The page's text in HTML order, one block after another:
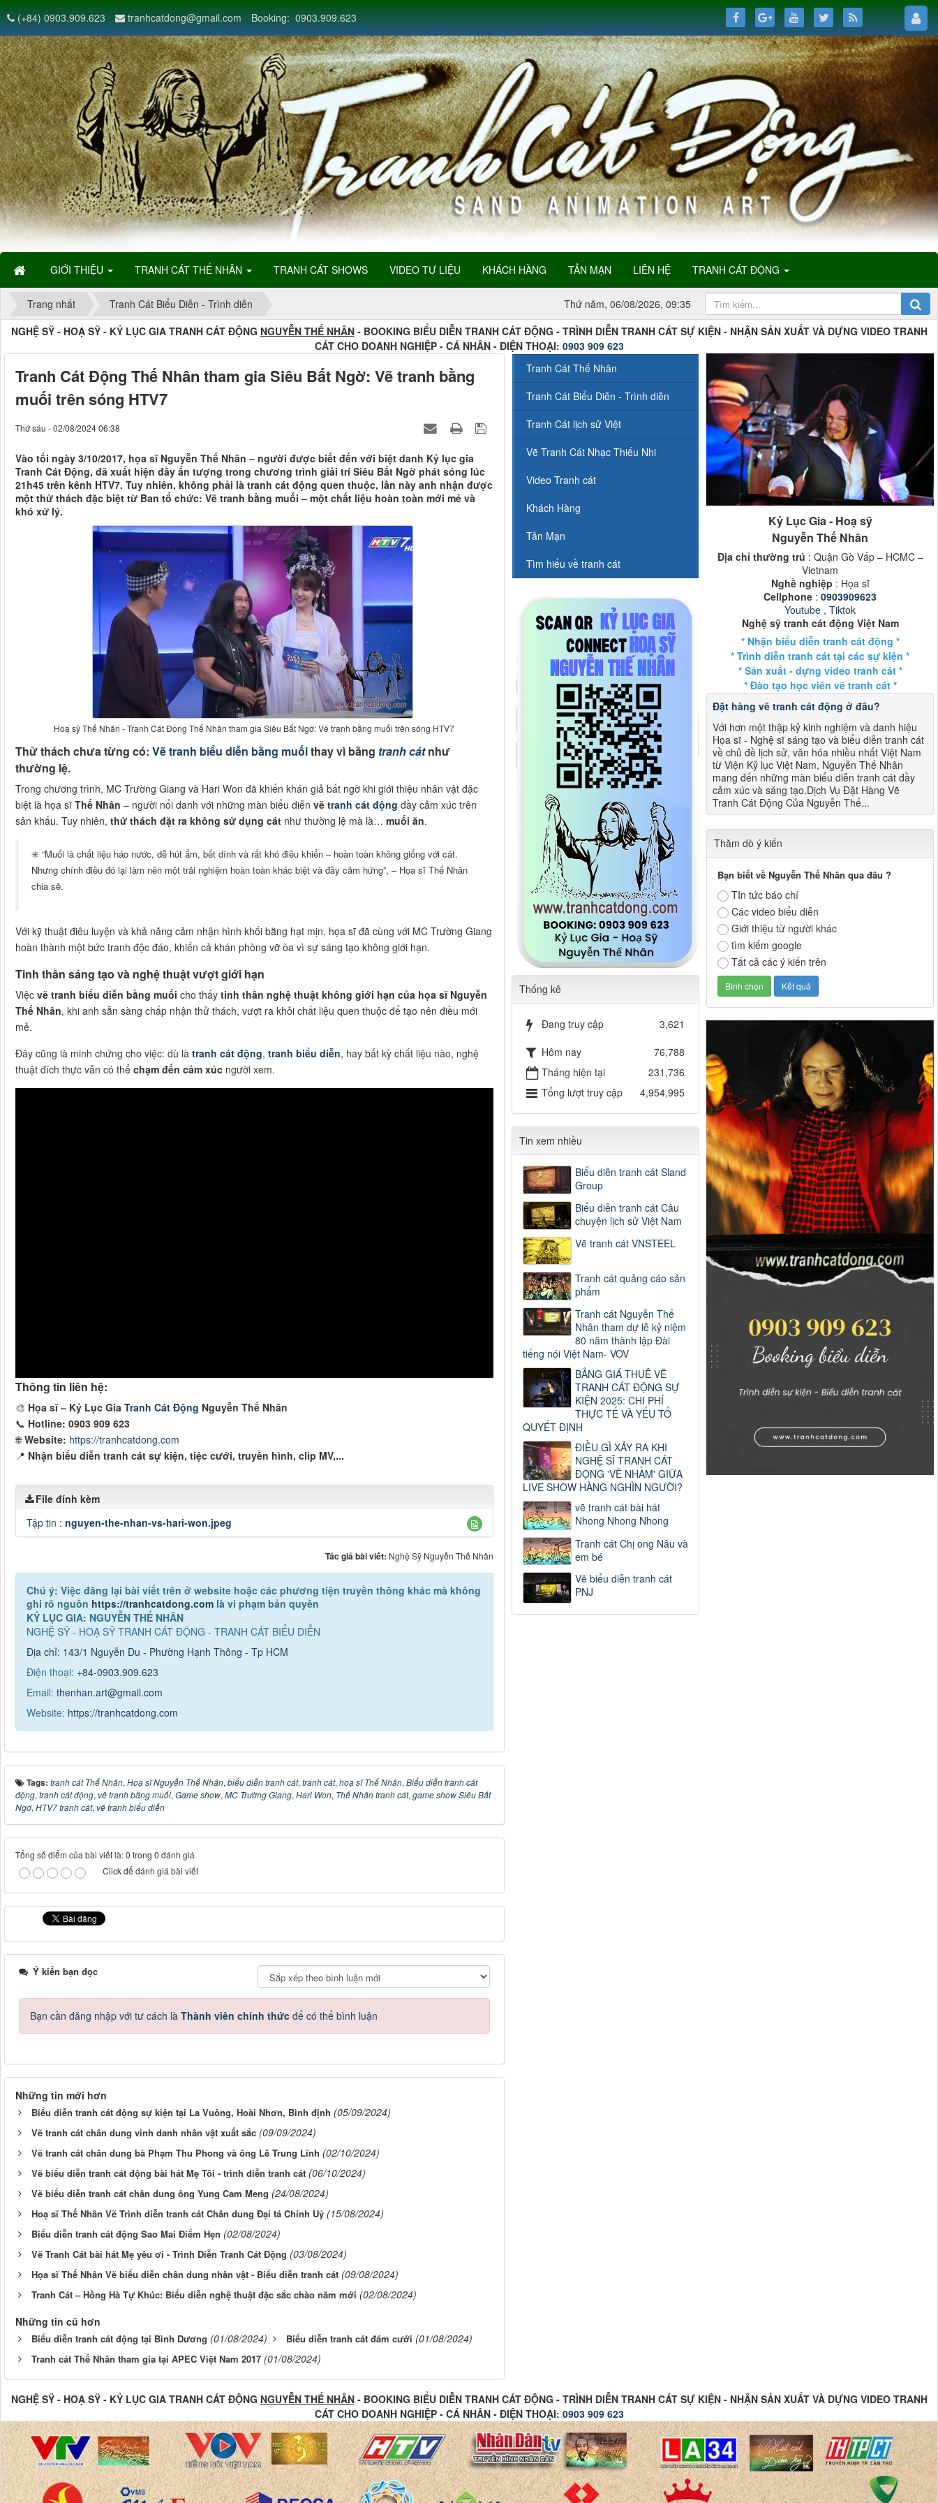
GIỚI THIỆU TRANH CÁT THẾ NHÂN TRANH CÁT SHOWS VIDEO TƯ LIỆU KHÁCH HÀNG TẢN MẠN LIÊN HỆ TRANH CÁT ĐỘNG
(+84) 0903.909.623 tranhcatdong@gmail.com Booking: 0903.909.623
Trang nhất Tranh Cát Biểu Diễn - Trình diễn
Thứ năm, 06/08/2026, 09:35
NGHỆ SỸ - HOẠ SỸ - KỶ LỤC GIA TRANH CÁT ĐỘNG NGUYỄN THẾ NHÂN- BOOKING BIỂU DIỄN TRANH CÁT ĐỘNG - TRÌNH DIỄN TRANH CÁT SỰ KIỆN - NHẬN SẢN XUẤT VÀ DỰNG VIDEO TRANH
CÁT CHO DOANH NGHIỆP - CÁ NHÂN - ĐIỆN THOẠI: 0903 909 623
Tranh Cát Động Thế Nhân tham gia Siêu Bất Ngờ: Vẽ tranh bằng
muối trên sóng HTV7
Thứ sáu - 02/08/2024 06:38
Vào tối ngày 3/10/2017, họa sĩ Nguyễn Thế Nhân – người được biết đến với biệt danh Kỷ lục gia
Tranh Cát Động, đã xuất hiện đầy ấn tượng trong chương trình giải trí Siêu Bất Ngờ phát sóng lúc
21h45 trên kênh HTV7. Tuy nhiên, không phải là tranh cát động quen thuộc, lần này anh nhận được
một thử thách đặc biệt từ Ban tổ chức: Vẽ tranh bằng muối – một chất liệu hoàn toàn mới mẻ và
khó xử lý.
Hoạ sỹ Thế Nhân - Tranh Cát Động Thế Nhân tham gia Siêu Bất Ngờ: Vẽ tranh bằng muối trên sóng HTV7
Thử thách chưa từng có: Vẽ tranh biểu diễn bằng muốithay vì bằng tranh cátnhư
thường lệ.
Trong chương trình, MC Trường Giang và Hari Won đã khiến khán giả bất ngờ khi giới thiệu nhân vật đặc
biệt là họa sĩ Thế Nhân – người nổi danh với những màn biểu diễn vẽ tranh cát động đầy cảm xúc trên
sân khấu. Tuy nhiên, thử thách đặt ra không sử dụng cát như thường lệ mà là… muối ăn.
✳️ “Muối là chất liệu háo nước, dễ hút ẩm, bết dính và rất khó điều khiển – hoàn toàn không giống với cát.
Nhưng chính điều đó lại làm nên một trải nghiệm hoàn toàn khác biệt và đầy cảm hứng”, – Họa sĩ Thế Nhân
chia sẻ.
Với kỹ thuật điêu luyện và khả năng cảm nhận hình khối bằng hạt mịn, họa sĩ đã cùng với MC Trường Giang
hoàn thành một bức tranh độc đáo, khiến cả khán phòng vỡ òa vì sự sáng tạo không giới hạn.
Tinh thần sáng tạo và nghệ thuật vượt giới hạn
Việc vẽ tranh biểu diễn bằng muối cho thấy tinh thần nghệ thuật không giới hạn của họa sĩ Nguyễn
Thế Nhân, khi anh sẵn sàng chấp nhận thử thách, vượt ra khỏi chất liệu quen thuộc để tạo nên điều mới
mẻ.
Đây cũng là minh chứng cho việc: dù là tranh cát động, tranh biểu diễn, hay bất kỳ chất liệu nào, nghệ
thuật đích thực vẫn có thể chạm đến cảm xúc người xem.
Thông tin liên hệ:
🎨 Họa sĩ – Kỷ Lục Gia Tranh Cát Động Nguyễn Thế Nhân
📞 Hotline: 0903 909 623
🌐Website: https://tranhcatdong.com
📍 Nhận biểu diễn tranh cát sự kiện, tiệc cưới, truyền hình, clip MV,...
File đính kèm
Tập tin : nguyen-the-nhan-vs-hari-won.jpeg
Tác giả bài viết: Nghệ Sỹ Nguyễn Thế Nhân
Chú ý: Việc đăng lại bài viết trên ở website hoặc các phương tiện truyền thông khác mà không
ghi rõ nguồn https://tranhcatdong.com là vi phạm bản quyền
KỶ LỤC GIA: NGUYỄN THẾ NHÂN
NGHỆ SỸ - HOẠ SỸ TRANH CÁT ĐỘNG - TRANH CÁT BIỂU DIỄN
Địa chỉ: 143/1 Nguyễn Du - Phường Hạnh Thông - Tp HCM
Điện thoại: +84-0903.909.623
Email: thenhan.art@gmail.com
Website: https://tranhcatdong.com
Tags: tranh cát Thế Nhân, Hoạ sĩ Nguyễn Thế Nhân, biểu diễn tranh cát, tranh cát, hoạ sĩ Thế Nhân, Biểu diễn tranh cát
động, tranh cát động, vẽ tranh bằng muối, Game show, MC Trường Giang, Hari Won, Thế Nhân tranh cát, game show Siêu Bất
Ngờ, HTV7 tranh cát, vẽ tranh biểu diễn
Tổng số điểm của bài viết là: 0 trong 0 đánh giá
Click để đánh giá bài viết
Ý kiến bạn đọc
Bạn cần đăng nhập với tư cách là Thành viên chính thức để có thể bình luận
Những tin mới hơn
Biểu diễn tranh cát động sự kiện tại La Vuông, Hoài Nhơn, Bình định (05/09/2024)
Vẽ tranh cát chân dung vinh danh nhân vật xuất sắc (09/09/2024)
Vẽ tranh cát chân dung bà Phạm Thu Phong và ông Lê Trung Lĩnh (02/10/2024)
Vẽ biểu diễn tranh cát động bài hát Mẹ Tôi - trình diễn tranh cát (06/10/2024)
Vẽ biểu diễn tranh cát chân dung ông Yung Cam Meng (24/08/2024)
Hoạ sĩ Thế Nhân Vẽ Trình diễn tranh cát Chân dung Đại tá Chính Uỷ (15/08/2024)
Biểu diễn tranh cát động Sao Mai Điểm Hẹn (02/08/2024)
Vẽ Tranh Cát bài hát Mẹ yêu ơi - Trình Diễn Tranh Cát Động (03/08/2024)
Họa sĩ Thế Nhân Vẽ biểu diễn chân dung nhân vật - Biểu diễn tranh cát (09/08/2024)
Tranh Cát – Hồng Hà Tự Khúc: Biểu diễn nghệ thuật đặc sắc chào năm mới (02/08/2024)
Những tin cũ hơn
Biểu diễn tranh cát động tại Bình Dương (01/08/2024) Biểu diễn tranh cát đám cưới (01/08/2024)
Tranh cát Thế Nhân tham gia tại APEC Việt Nam 2017 (01/08/2024)
Kỷ Lục Gia - Hoạ sỹ
Nguyễn Thế Nhân
Địa chỉ thường trú : Quận Gò Vấp – HCMC –
Vietnam
Nghề nghiệp : Họa sĩ
Cellphone :0903909623
Youtube ,Tiktok
Nghệ sỹ tranh cát động Việt Nam
* Nhận biểu diễn tranh cát động *
* Trình diễn tranh cát tại các sự kiện *
* Sản xuất - dựng video tranh cát *
* Đào tạo học viên vẽ tranh cát *
Đặt hàng vẽ tranh cát động ở đâu?
Với hơn một thập kỷ kinh nghiệm và danh hiệu
Họa sĩ - Nghệ sĩ sáng tạo và biểu diễn tranh cát
về chủ đề lịch sử, văn hóa nhiều nhất Việt Nam
từ Viện Kỷ lục Việt Nam, Nguyễn Thế Nhân
mang đến những màn biểu diễn tranh cát đầy
cảm xúc và sáng tạo.Dịch Vụ Đặt Hàng Vẽ
Tranh Cát Động Của Nguyễn Thế...
Thăm dò ý kiến
Bạn biết về Nguyễn Thế Nhân qua đâu ?
TIn tức báo chí
Các video biểu diễn
Giới thiệu từ người khác
tìm kiếm google
Tất cả các ý kiến trên
Tranh Cát Thế Nhân
Tranh Cát Biểu Diễn - Trình diễn
Tranh Cát lịch sử Việt
Vẽ Tranh Cát Nhạc Thiếu Nhi
Video Tranh cát
Khách Hàng
Tản Mạn
Tìm hiểu về tranh cát
Thống kê
Đang truy cập
3,621
Hôm nay
76,788
Tháng hiện tại
231,736
Tổng lượt truy cập
4,954,995
Tin xem nhiều
Biểu diễn tranh cát Sland
Group
Biểu diễn tranh cát Câu
chuyện lịch sử Việt Nam
Vẽ tranh cát VNSTEEL
Tranh cát quảng cáo sản
phẩm
Tranh cát Nguyễn Thế
Nhân tham dự lễ kỷ niệm
80 năm thành lập Đài
tiếng nói Việt Nam- VOV
BẢNG GIÁ THUÊ VẼ
TRANH CÁT ĐỘNG SỰ
KIỆN 2025: CHI PHÍ
THỰC TẾ VÀ YẾU TỐ
QUYẾT ĐỊNH
ĐIỀU GÌ XẢY RA KHI
NGHỆ SĨ TRANH CÁT
ĐỘNG 'VẼ NHẦM' GIỮA
LIVE SHOW HÀNG NGHÌN NGƯỜI?
vẽ tranh cát bài hát
Nhong Nhong Nhong
Tranh cát Chị ong Nâu và
em bé
Vẽ biểu diễn tranh cát
PNJ
NGHỆ SỸ - HOẠ SỸ - KỶ LỤC GIA TRANH CÁT ĐỘNG NGUYỄN THẾ NHÂN- BOOKING BIỂU DIỄN TRANH CÁT ĐỘNG - TRÌNH DIỄN TRANH CÁT SỰ KIỆN - NHẬN SẢN XUẤT VÀ DỰNG VIDEO TRANH
CÁT CHO DOANH NGHIỆP - CÁ NHÂN - ĐIỆN THOẠI: 0903 909 623